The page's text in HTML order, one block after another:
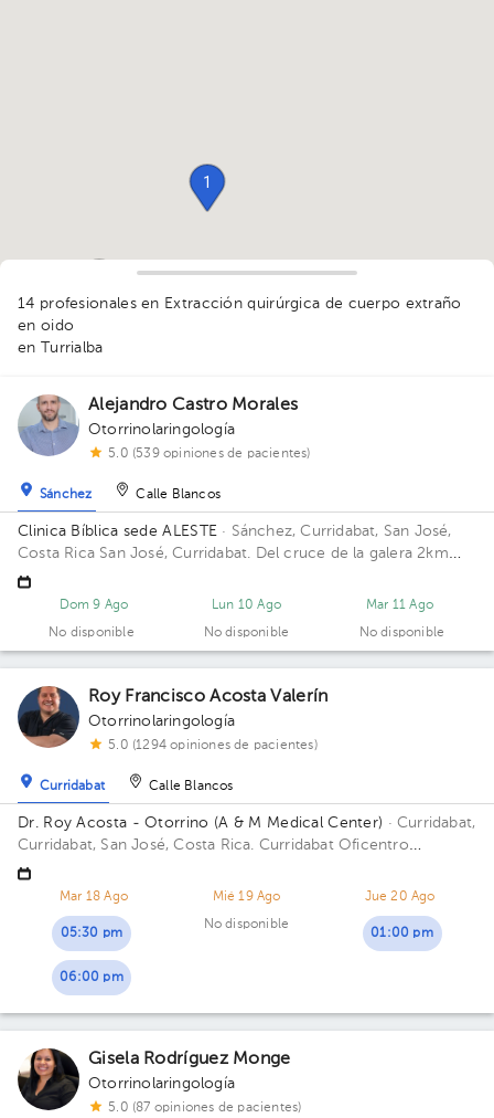
1
14 profesionales en Extracción quirúrgica de cuerpo extraño
en oido
en Turrialba
Alejandro Castro Morales
Otorrinolaringología
5.0 (539 opiniones de pacientes)
Sánchez Calle Blancos
Clinica Bíblica sede ALESTE · Sánchez, Curridabat, San José,
Costa Rica San José, Curridabat. Del cruce de la galera 2km
norte, frente al colegio SEK. Piso 5. Consultorio 510.
Dom 9 Ago
No disponible
Lun 10 Ago
No disponible
Mar 11 Ago
No disponible
Roy Francisco Acosta Valerín
Otorrinolaringología
5.0 (1294 opiniones de pacientes)
Curridabat Calle Blancos
Dr. Roy Acosta - Otorrino (A & M Medical Center) · Curridabat,
Curridabat, San José, Costa Rica. Curridabat Oficentro
Momentum Pinares Edificio Oficentro Momentum P. Piso 2.
Consultorio 05.
Mar 18 Ago
05:30 pm
06:00 pm
Mié 19 Ago
No disponible
Jue 20 Ago
01:00 pm
Gisela Rodríguez Monge
Otorrinolaringología
5.0 (87 opiniones de pacientes)